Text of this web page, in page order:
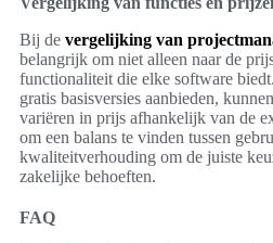
Bij de vergelijking van
belangrijk om niet alleen naar de
functionaliteit die elke software
gratis basisversies aanbieden,
variëren in prijs afhankelijk van de
om een balans te vinden tussen
kwaliteitverhouding om de juiste
zakelijke behoeften.
FAQ